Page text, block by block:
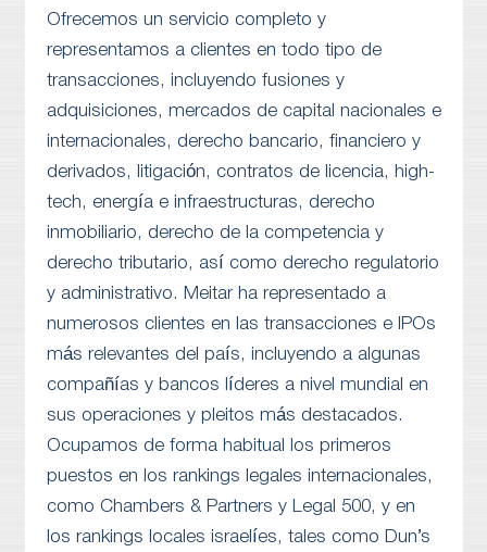
Ofrecemos un servicio completo y
representamos a clientes en todo tipo de
transacciones, incluyendo fusiones y
adquisiciones, mercados de capital nacionales e
internacionales, derecho bancario, financiero y
derivados, litigación, contratos de licencia, high-
tech, energía e infraestructuras, derecho
inmobiliario, derecho de la competencia y
derecho tributario, así como derecho regulatorio
y administrativo. Meitar ha representado a
numerosos clientes en las transacciones e IPOs
más relevantes del país, incluyendo a algunas
compañías y bancos líderes a nivel mundial en
sus operaciones y pleitos más destacados.
Ocupamos de forma habitual los primeros
puestos en los rankings legales internacionales,
como Chambers & Partners y Legal 500, y en
los rankings locales israelíes, tales como Dun’s